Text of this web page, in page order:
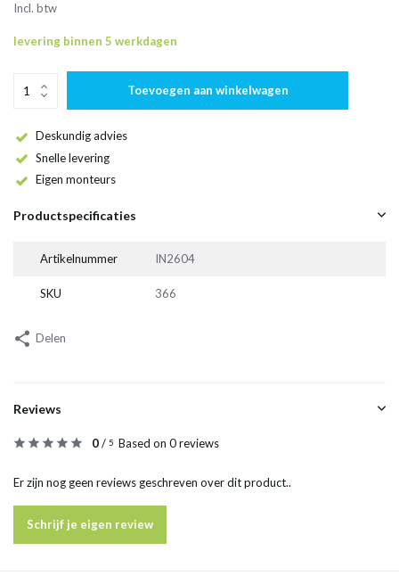
Incl. btw
levering binnen 5 werkdagen
Toevoegen aan winkelwagen
Deskundig advies
Snelle levering
Eigen monteurs
Productspecificaties
Artikelnummer IN2604
SKU 366
Delen
Reviews
0/ 5 Based on 0 reviews
Er zijn nog geen reviews geschreven over dit product..
Schrijf je eigen review